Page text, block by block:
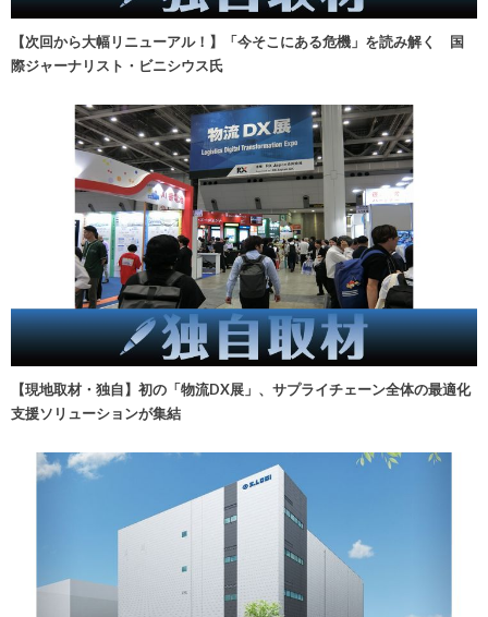
【次回から大幅リニューアル！】「今そこにある危機」を読み解く 国
際ジャーナリスト・ビニシウス氏
【現地取材・独自】初の「物流DX展」、サプライチェーン全体の最適化
支援ソリューションが集結